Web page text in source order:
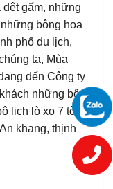
gấm, những
bông hoa
phố du lịch,
ta, Mùa
đến Công ty
những bộ
lịch lò xo 7 tờ
khang, thịnh